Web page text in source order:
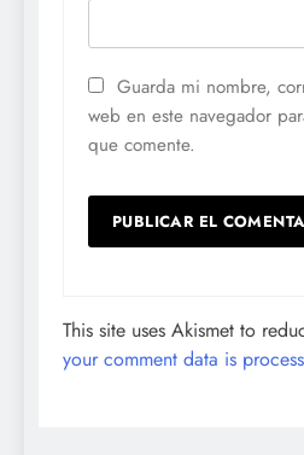
Guarda mi nombre,
web en este navegador
que comente.
This site uses Akismet to
your comment data is